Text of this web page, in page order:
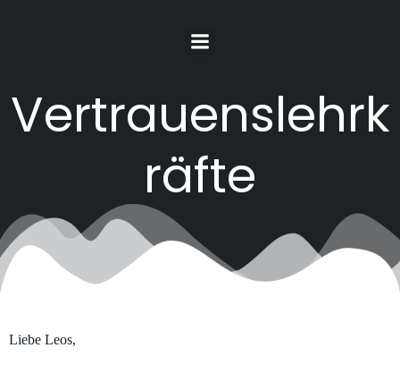
zum
Inhalt
Vertrauenslehrk
räfte
Liebe Leos,